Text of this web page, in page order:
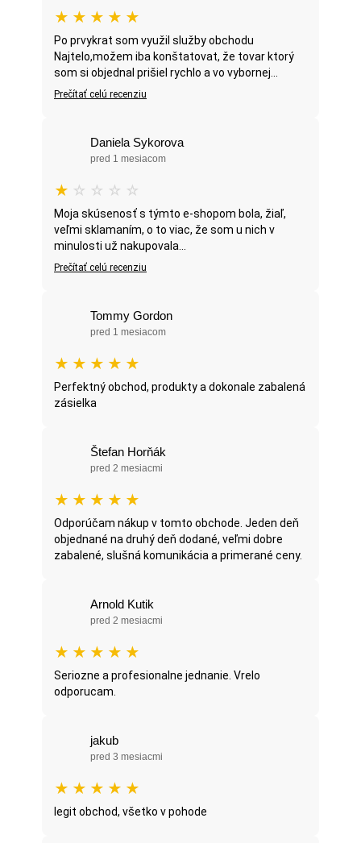
★ ★ ★ ★ ★
Po prvykrat som využil služby obchodu
Najtelo,možem iba konštatovat, že tovar ktorý
som si objednal prišiel rychlo a vo vybornej...
Prečítať celú recenziu
Daniela Sykorova
pred 1 mesiacom
★ ☆ ☆ ☆ ☆
Moja skúsenosť s týmto e-shopom bola, žiaľ,
veľmi sklamaním, o to viac, že som u nich v
minulosti už nakupovala...
Prečítať celú recenziu
Tommy Gordon
pred 1 mesiacom
★ ★ ★ ★ ★
Perfektný obchod, produkty a dokonale zabalená
zásielka
Štefan Horňák
pred 2 mesiacmi
★ ★ ★ ★ ★
Odporúčam nákup v tomto obchode. Jeden deň
objednané na druhý deň dodané, veľmi dobre
zabalené, slušná komunikácia a primerané ceny.
Arnold Kutik
pred 2 mesiacmi
★ ★ ★ ★ ★
Seriozne a profesionalne jednanie. Vrelo
odporucam.
jakub
pred 3 mesiacmi
★ ★ ★ ★ ★
legit obchod, všetko v pohode